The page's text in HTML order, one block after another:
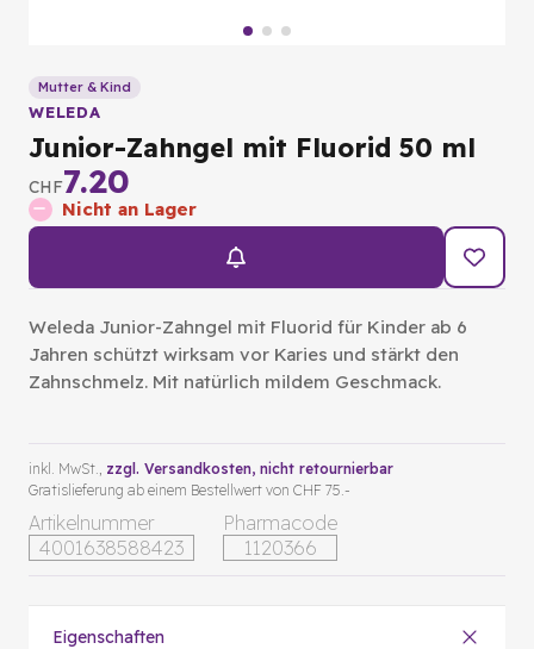
Mutter & Kind
WELEDA
Junior-Zahngel mit Fluorid 50 ml
CHF7.20
Nicht an Lager
Weleda Junior-Zahngel mit Fluorid für Kinder ab 6
Jahren schützt wirksam vor Karies und stärkt den
Zahnschmelz. Mit natürlich mildem Geschmack.
Artikelnummer
4001638588423
Pharmacode
1120366
inkl. MwSt., zzgl. Versandkosten, nicht retournierbar
Gratislieferung ab einem Bestellwert von CHF 75.-
Eigenschaften